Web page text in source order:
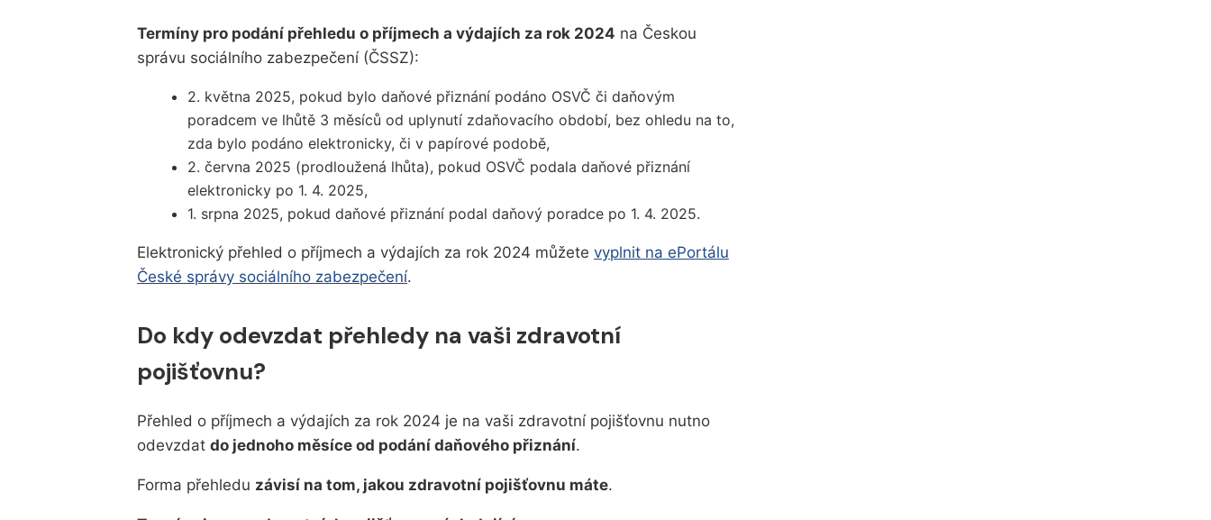
Termíny pro podání přehledu o příjmech a výdajích za rok 2024 na Českou
správu sociálního zabezpečení (ČSSZ):
2. května 2025, pokud bylo daňové přiznání podáno OSVČ či daňovým
poradcem ve lhůtě 3 měsíců od uplynutí zdaňovacího období, bez ohledu na to,
zda bylo podáno elektronicky, či v papírové podobě,
2. června 2025 (prodloužená lhůta), pokud OSVČ podala daňové přiznání
elektronicky po 1. 4. 2025,
1. srpna 2025, pokud daňové přiznání podal daňový poradce po 1. 4. 2025.
Elektronický přehled o příjmech a výdajích za rok 2024 můžete vyplnit na ePortálu
České správy sociálního zabezpečení.
Do kdy odevzdat přehledy na vaši zdravotní
pojišťovnu?
Přehled o příjmech a výdajích za rok 2024 je na vaši zdravotní pojišťovnu nutno
odevzdat do jednoho měsíce od podání daňového přiznání.
Forma přehledu závisí na tom, jakou zdravotní pojišťovnu máte.